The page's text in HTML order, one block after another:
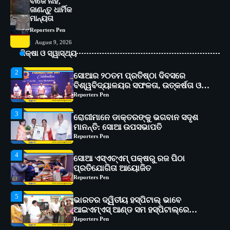
ଜାଣନ୍ତୁ ଧାର୍ମିକ
ମାନ୍ୟତା
Reporters Pen
August 9, 2026
ଶିକ୍ଷା ଓ ସ୍ୱାସ୍ଥ୍ୟ
2
ଅଗ୍ରଗତିର ସ୍ମୃତିଚାରଣ
Reporters Pen
3
ରୋଗୀମାନେ ଡାକ୍ତରଙ୍କୁ ଭଗବାନ ସଦୃଶ
ମାନନ୍ତି: ସୋଆ ଉପସଭାପତି
Reporters Pen
4
ସୋଆ ଏସ୍‌ଏଚ୍‌ଏମ୍ ପକ୍ଷରୁ ରଜ ପିଠା
ପ୍ରତିଯୋଗିତା ଆୟୋଜିତ
Reporters Pen
5
ଭାରତର ଦ୍ୱିତୀୟ ହସ୍ପିଟାଲ୍ ଭାବେ
ଆଇଏମ୍‌ଏସ୍ ଆଣ୍ଡ ସମ ହସ୍ପିଟାଲ୍‌ରେ
ଅତ୍ୟାଧୁନିକ ଡିଜିସ୍କାନର ସ୍ଥାପନ
Reporters Pen
1
ସୋଆ ପକ୍ଷରୁ ରାୱେ କାର୍ଯ୍ୟକ୍ରମ ଅଧୀନରେ
୧୧ଟି ଗ୍ରାମରେ ୧୬ଟି କୃଷକ ପ୍ରଶିକ୍ଷଣ
କାର୍ଯ୍ୟକ୍ରମ ଆୟୋଜିତ
Reporters Pen